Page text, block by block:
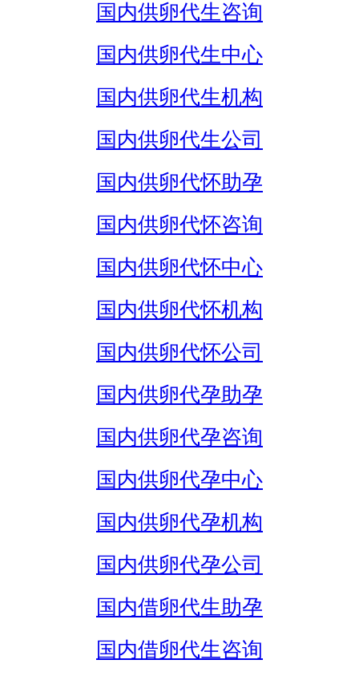
国内供卵代生咨询
国内供卵代生中心
国内供卵代生机构
国内供卵代生公司
国内供卵代怀助孕
国内供卵代怀咨询
国内供卵代怀中心
国内供卵代怀机构
国内供卵代怀公司
国内供卵代孕助孕
国内供卵代孕咨询
国内供卵代孕中心
国内供卵代孕机构
国内供卵代孕公司
国内借卵代生助孕
国内借卵代生咨询